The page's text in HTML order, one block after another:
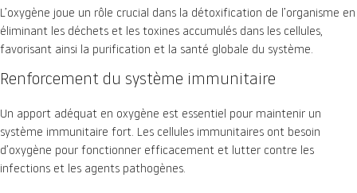
L’oxygène joue un rôle crucial dans la détoxification de l’organisme en
éliminant les déchets et les toxines accumulés dans les cellules,
favorisant ainsi la purification et la santé globale du système.
Renforcement du système immunitaire
Un apport adéquat en oxygène est essentiel pour maintenir un
système immunitaire fort. Les cellules immunitaires ont besoin
d’oxygène pour fonctionner efficacement et lutter contre les
infections et les agents pathogènes.